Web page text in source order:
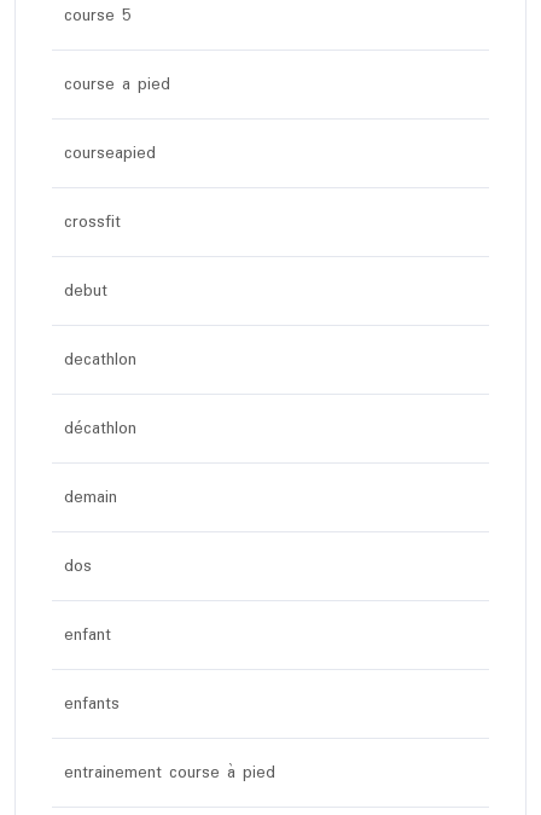
course 5
course a pied
courseapied
crossfit
debut
decathlon
décathlon
demain
dos
enfant
enfants
entrainement course à pied